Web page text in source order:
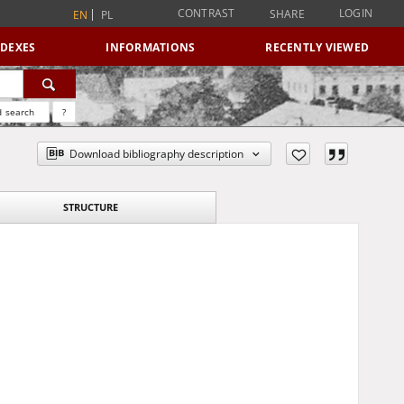
EN PL CONTRAST SHARE LOGIN
INFORMATIONS RECENTLY VIEWED
search ?
Download bibliography description
STRUCTURE